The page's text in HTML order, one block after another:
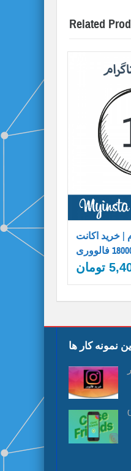
Related
| خرید اکانت
تومان
نمونه کار ها